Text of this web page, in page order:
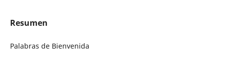
Resumen
Palabras de Bienvenida